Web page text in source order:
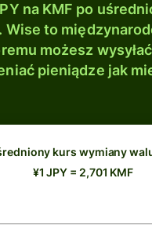
na KMF po
Wise to
możesz
pieniądze jak
kurs wymiany
¥1 JPY = 2,701 KMF